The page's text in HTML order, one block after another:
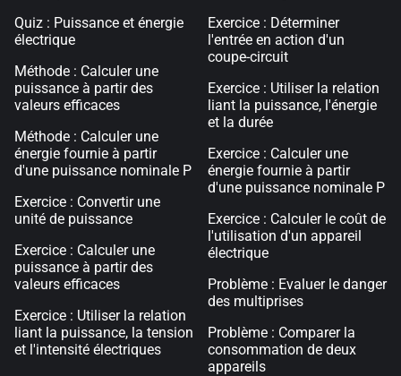
Quiz : Puissance et énergie
électrique
Méthode : Calculer une
puissance à partir des
valeurs efficaces
Méthode : Calculer une
énergie fournie à partir
d'une puissance nominale P
Exercice : Convertir une
unité de puissance
Exercice : Calculer une
puissance à partir des
valeurs efficaces
Exercice : Utiliser la relation
liant la puissance, la tension
et l'intensité électriques
Exercice : Déterminer
l'entrée en action d'un
coupe-circuit
Exercice : Utiliser la relation
liant la puissance, l'énergie
et la durée
Exercice : Calculer une
énergie fournie à partir
d'une puissance nominale P
Exercice : Calculer le coût de
l'utilisation d'un appareil
électrique
Problème : Evaluer le danger
des multiprises
Problème : Comparer la
consommation de deux
appareils